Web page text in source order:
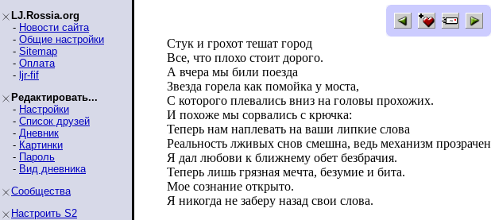
LJ.Rossia.org
- Новости сайта
- Общие настройки
- Sitemap
- Оплата
- ljr-fif
Редактировать...
- Настройки
- Список друзей
- Дневник
- Картинки
- Пароль
- Вид дневника
Сообщества
Настроить S2
Стук и грохот тешат город
Все, что плохо стоит дорого.
А вчера мы били поезда
Звезда горела как помойка у моста,
С которого плевались вниз на головы прохожих.
И похоже мы сорвались с крючка:
Теперь нам наплевать на ваши липкие слова
Реальность лживых снов смешна, ведь механизм прозрачен
Я дал любови к ближнему обет безбрачия.
Теперь лишь грязная мечта, безумие и бита.
Мое сознание открыто.
Я никогда не заберу назад свои слова.